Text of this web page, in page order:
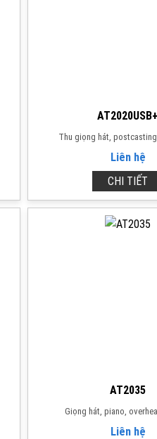
AT2020USB+
Thu giọng hát,
Liên hệ
CHI TIẾT
AT2035
Giọng hát, piano,
Liên hệ